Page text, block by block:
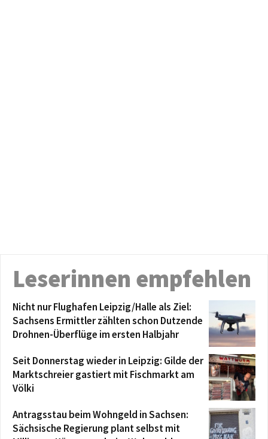
Leserinnen empfehlen
Nicht nur Flughafen Leipzig/Halle als Ziel:
Sachsens Ermittler zählten schon Dutzende
Drohnen-Überflüge im ersten Halbjahr
Seit Donnerstag wieder in Leipzig: Gilde der
Marktschreier gastiert mit Fischmarkt am
Völki
Antragsstau beim Wohngeld in Sachsen:
Sächsische Regierung plant selbst mit